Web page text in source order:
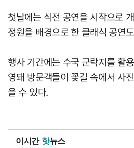
첫날에는 식전 공연을 시작으로
정원을 배경으로 한 클래식 공연
행사 기간에는 수국 군락지를 활
영돼 방문객들이 꽃길 속에서 사
을 수 있다.
이시간 핫뉴스